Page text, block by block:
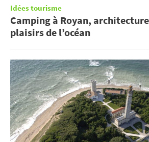
Idées tourisme
Camping à Royan,
plaisirs de l’océan